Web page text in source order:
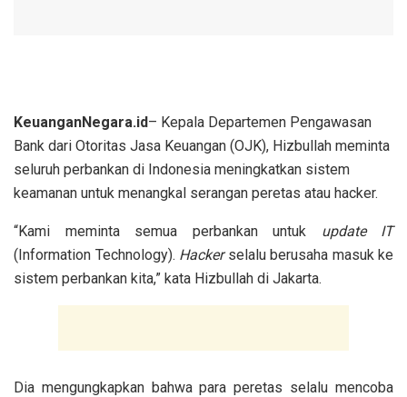
KeuanganNegara.id– Kepala Departemen Pengawasan
Bank dari Otoritas Jasa Keuangan (OJK), Hizbullah meminta
seluruh perbankan di Indonesia meningkatkan sistem
keamanan untuk menangkal serangan peretas atau hacker.
“Kami meminta semua perbankan untuk update IT
(Information Technology). Hackerselalu berusaha masuk ke
sistem perbankan kita,” kata Hizbullah di Jakarta.
Dia mengungkapkan bahwa para peretas selalu mencoba